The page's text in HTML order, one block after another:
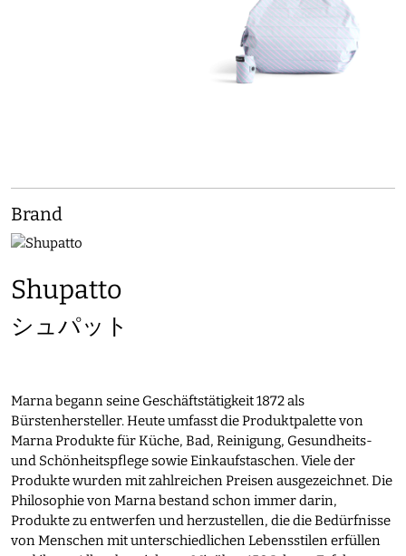
Brand
Shupatto
シュパット
Marna begann seine Geschäftstätigkeit 1872 als
Bürstenhersteller. Heute umfasst die Produktpalette von
Marna Produkte für Küche, Bad, Reinigung, Gesundheits-
und Schönheitspflege sowie Einkaufstaschen. Viele der
Produkte wurden mit zahlreichen Preisen ausgezeichnet. Die
Philosophie von Marna bestand schon immer darin,
Produkte zu entwerfen und herzustellen, die die Bedürfnisse
von Menschen mit unterschiedlichen Lebensstilen erfüllen